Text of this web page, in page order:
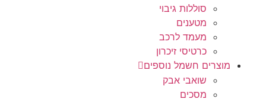
סוללות גיבוי
מטענים
מעמד לרכב
כרטיסי זיכרון
מוצרים חשמל נוספים
שואבי אבק
מסכים